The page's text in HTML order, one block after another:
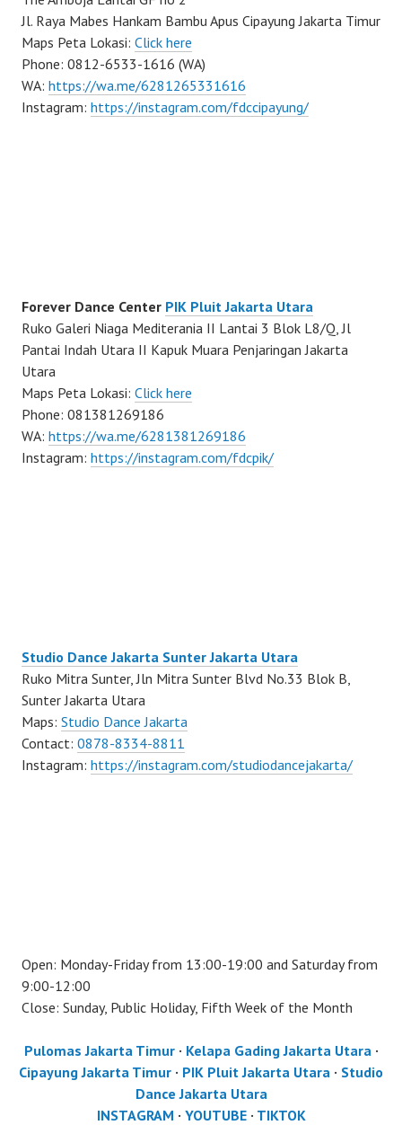
Jl. Raya Mabes Hankam Bambu Apus Cipayung Jakarta Timur
Maps Peta Lokasi: Click here
Phone: 0812-6533-1616 (WA)
WA: https://wa.me/6281265331616
Instagram: https://instagram.com/fdccipayung/
Forever Dance Center PIK Pluit Jakarta Utara
Ruko Galeri Niaga Mediterania II Lantai 3 Blok L8/Q, Jl
Pantai Indah Utara II Kapuk Muara Penjaringan Jakarta
Utara
Maps Peta Lokasi: Click here
Phone: 081381269186
WA: https://wa.me/6281381269186
Instagram: https://instagram.com/fdcpik/
Studio Dance Jakarta Sunter Jakarta Utara
Ruko Mitra Sunter, Jln Mitra Sunter Blvd No.33 Blok B,
Sunter Jakarta Utara
Maps: Studio Dance Jakarta
Contact: 0878-8334-8811
Instagram: https://instagram.com/studiodancejakarta/
Open: Monday-Friday from 13:00-19:00 and Saturday from
9:00-12:00
Close: Sunday, Public Holiday, Fifth Week of the Month
Pulomas Jakarta Timur· Kelapa Gading Jakarta Utara ·
Cipayung Jakarta Timur · PIK Pluit Jakarta Utara · Studio
Dance Jakarta Utara
INSTAGRAM · YOUTUBE· TIKTOK